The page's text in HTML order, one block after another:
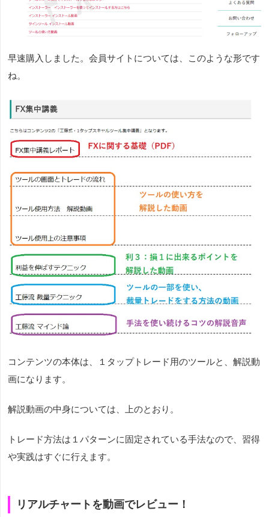
早速購入しました。会員サイトについては、このような形です
ね。
コンテンツの本体は、１タップトレード用のツールと、解説動
画になります。
解説動画の中身については、上のとおり。
トレード方法は１パターンに固定されている手法なので、習得
や実践はすぐに行えます。
リアルチャートを動画でレビュー！